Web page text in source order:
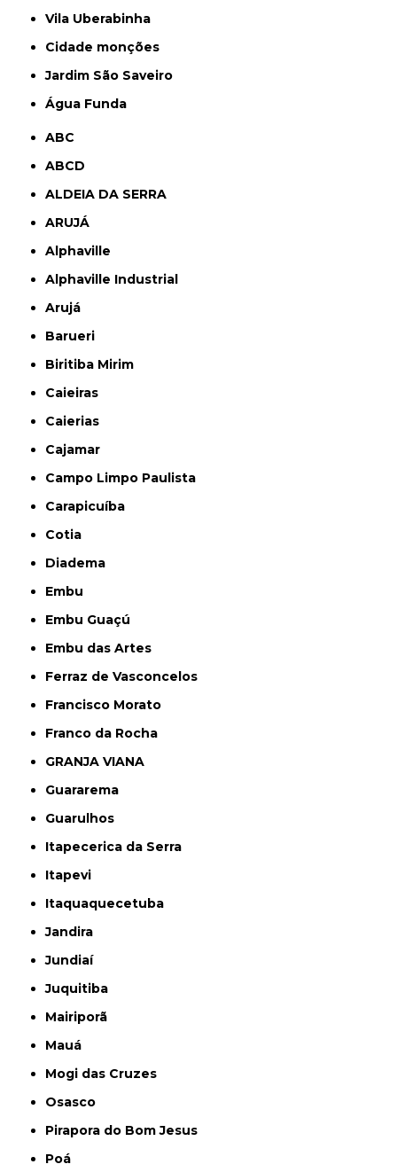
Vila Uberabinha
cidade monções
jardim São Saveiro
Água Funda
ABC
ABCD
ALDEIA DA SERRA
ARUJÁ
Alphaville
Alphaville Industrial
Arujá
Barueri
Biritiba Mirim
Caieiras
Caierias
Cajamar
Campo Limpo Paulista
Carapicuíba
Cotia
Diadema
Embu
Embu Guaçú
Embu das Artes
Ferraz de Vasconcelos
Francisco Morato
Franco da Rocha
GRANJA VIANA
Guararema
Guarulhos
Itapecerica da Serra
Itapevi
Itaquaquecetuba
Jandira
Jundiaí
Juquitiba
Mairiporã
Mauá
Mogi das Cruzes
Osasco
Pirapora do Bom Jesus
Poá